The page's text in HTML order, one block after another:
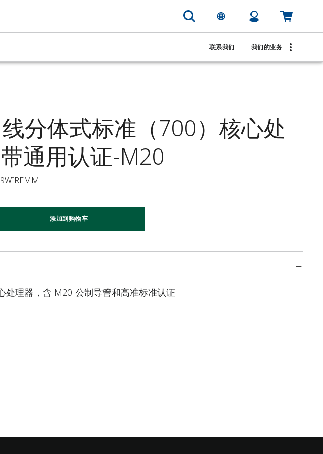
联系我们 我们的业务
分体式标准（700）核心处
通用认证-M20
添加到购物车
处理器，含 M20 公制导管和高准标准认证